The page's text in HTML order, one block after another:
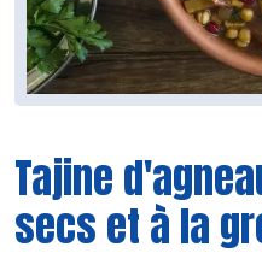
Tajine
secs et à la